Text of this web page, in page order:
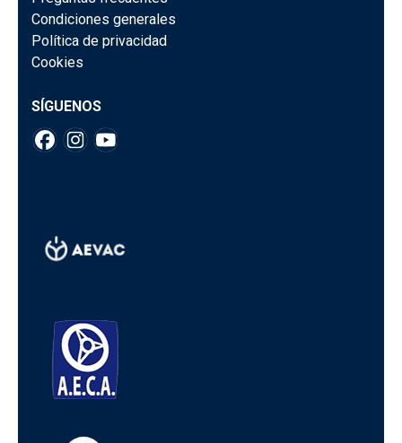
Condiciones generales
Política de privacidad
Cookies
SÍGUENOS